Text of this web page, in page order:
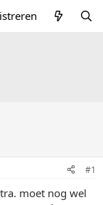
#1
moet nog wel